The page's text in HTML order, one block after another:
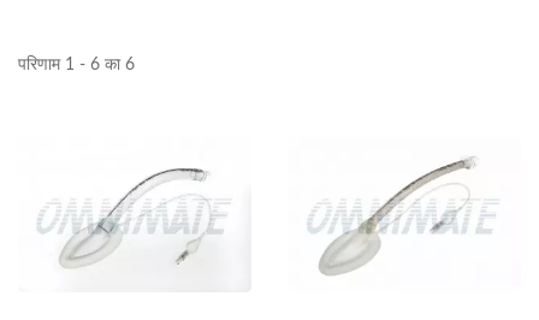
परिणाम 1 - 6 का 6